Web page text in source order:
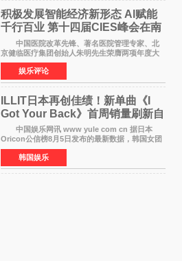
积极发展智能经济新形态 Al赋能
千行百业 第十四届CIES峰会在南
京盛大召开
中国医院改革先锋、著名医院管理专家、北
京健临医疗集团创始人朱明先生荣膺两项年度大
奖 2026年7月31日，盛夏金陵，长江之畔，
以重落地·真务实·强链接为主题的2026&lsquo;人
工智能+&rsquo
娱乐评论
ILLIT日本再创佳绩！新单曲《I
Got Your Back》首周销量刷新自
身纪录
中国娱乐网讯 www yule com cn 据日本
Oricon公信榜8月5日发布的最新数据，韩国女团
ILLIT在日本发行的第二张单曲《I Got Your
Back》首周销量达到71,009张，成功跻身最新一
期周单曲排行
韩国娱乐